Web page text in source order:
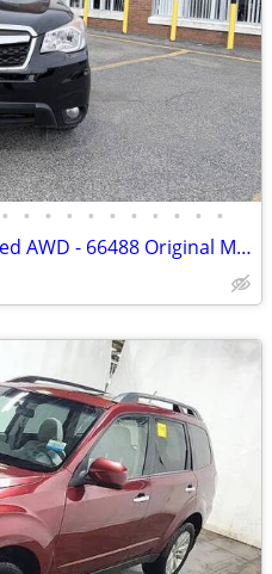
• • • • • • • • • • •
2016 Subaru Forester Limited AWD - 66488 Original Miles Miles! Loaded